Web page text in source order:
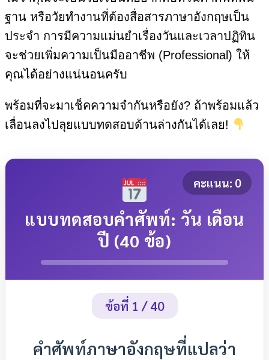
ฐาน หรือวัยทำงานที่ต้องสื่อสารภาษาอังกฤษเป็น
ประจำ การมีความแม่นยำเรื่องวันและเวลาปฏิทิน
จะช่วยเพิ่มความเป็นมืออาชีพ (Professional) ให้
คุณได้อย่างแน่นอนครับ
พร้อมที่จะมาเช็คความจำกันหรือยัง? ถ้าพร้อมแล้ว
เลื่อนลงไปลุยแบบทดสอบด้านล่างกันได้เลย!
แบบทดสอบคำศัพท์: วัน เดือน
ปี (40 ข้อ)
คะแนน: 0
ข้อที่ 1 / 40
คำศัพท์ภาษาอังกฤษที่แปลว่า